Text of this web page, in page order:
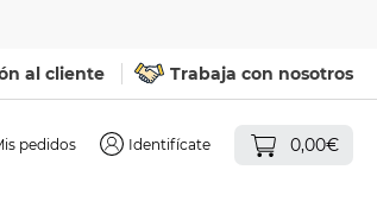
al cliente Trabaja con nosotros
pedidos Identifícate 0,00€